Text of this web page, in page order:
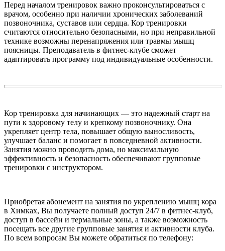
Перед началом тренировок важно проконсультироваться с
врачом, особенно при наличии хронических заболеваний
позвоночника, суставов или сердца. Кор тренировки
считаются относительно безопасными, но при неправильной
технике возможны перенапряжения или травмы мышц
поясницы. Преподаватель в фитнес-клубе сможет
адаптировать программу под индивидуальные особенности.
Кор тренировка для начинающих — это надежный старт на
пути к здоровому телу и крепкому позвоночнику. Она
укрепляет центр тела, повышает общую выносливость,
улучшает баланс и помогает в повседневной активности.
Занятия можно проводить дома, но максимальную
эффективность и безопасность обеспечивают групповые
тренировки с инструктором.
Приобретая абонемент на занятия по укреплению мышц кора
в Химках, Вы получаете полный доступ 24/7 в фитнес-клуб,
доступ в бассейн и термальные зоны, а также возможность
посещать все другие групповые занятия и активности клуба.
По всем вопросам Вы можете обратиться по телефону: